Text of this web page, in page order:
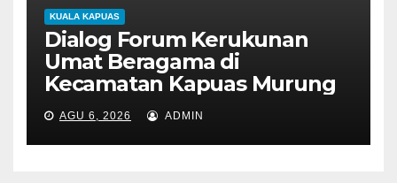
KUALA KAPUAS
Dialog Forum Kerukunan
Umat Beragama di
Kecamatan Kapuas Murung
AGU 6, 2026 ADMIN